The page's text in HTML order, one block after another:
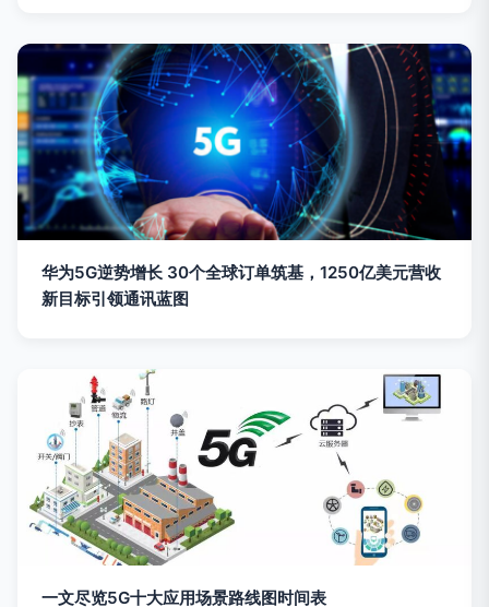
华为5G逆势增长 30个全球订单筑基，1250亿美元营收
新目标引领通讯蓝图
一文尽览5G十大应用场景路线图时间表